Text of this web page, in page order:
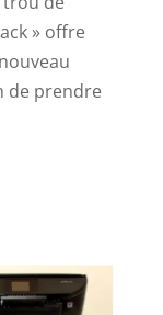
» offre
de prendre